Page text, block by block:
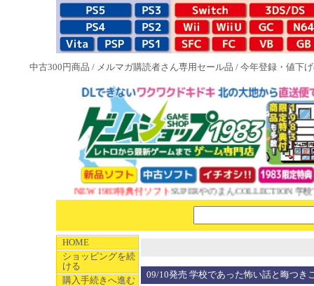
中古300円商品 / メルマガ購読者さん専用セール品 / 今年登録・値下
NEW 1983特典付ソフトSUPERやのまんCOLLECTION 学校であ
HOME
ショッピングを続
ける
購入手続きへ進む
09/10発売 学校であった怖い話と晦󠄀つき